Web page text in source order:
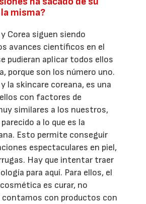
misma?
y Corea siguen siendo
avances científicos en el
pudieran aplicar todos ellos
porque son los número uno.
la skincare coreana, es una
con factores de
similares a los nuestros,
a lo que es la
Esto permite conseguir
espectaculares en piel,
Hay que intentar traer
para aquí. Para ellos, el
es curar, no
contamos con productos con